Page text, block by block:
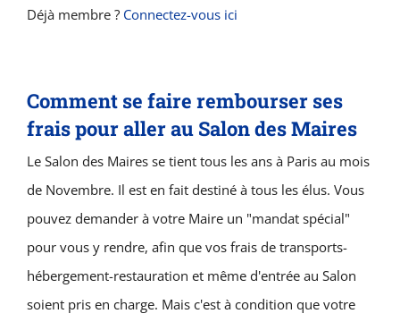
Déjà membre ? Connectez-vous ici
Comment se faire rembourser ses
frais pour aller au Salon des Maires
Le Salon des Maires se tient tous les ans à Paris au mois
de Novembre. Il est en fait destiné à tous les élus. Vous
pouvez demander à votre Maire un "mandat spécial"
pour vous y rendre, afin que vos frais de transports-
hébergement-restauration et même d'entrée au Salon
soient pris en charge. Mais c'est à condition que votre